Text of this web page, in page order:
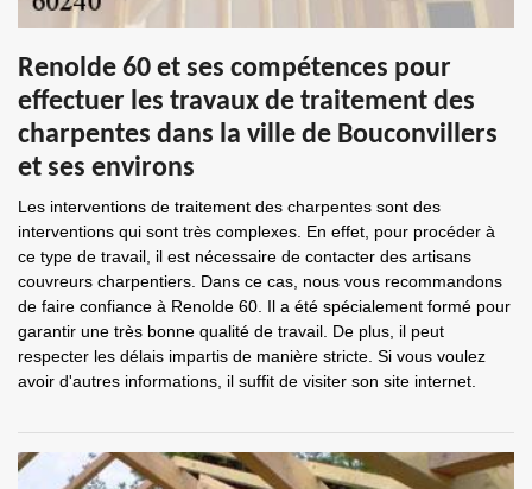
Renolde 60 et ses compétences pour
effectuer les travaux de traitement des
charpentes dans la ville de Bouconvillers
et ses environs
Les interventions de traitement des charpentes sont des
interventions qui sont très complexes. En effet, pour procéder à
ce type de travail, il est nécessaire de contacter des artisans
couvreurs charpentiers. Dans ce cas, nous vous recommandons
de faire confiance à Renolde 60. Il a été spécialement formé pour
garantir une très bonne qualité de travail. De plus, il peut
respecter les délais impartis de manière stricte. Si vous voulez
avoir d'autres informations, il suffit de visiter son site internet.